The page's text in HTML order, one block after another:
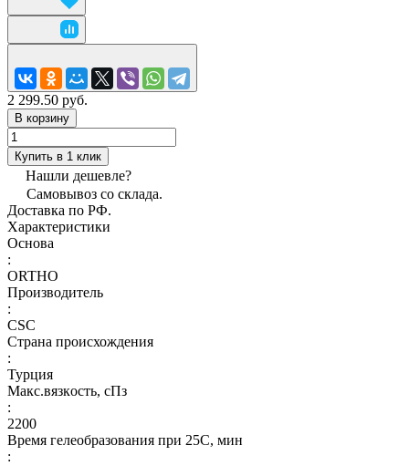
2 299.50 руб.
В корзину
Купить в 1 клик
Нашли дешевле?
Самовывоз со склада.
Доставка по РФ.
Характеристики
Основа
:
ORTHO
Производитель
:
CSC
Страна происхождения
:
Турция
Макс.вязкoсть, сПз
:
2200
Время гелеобразования при 25С, мин
: